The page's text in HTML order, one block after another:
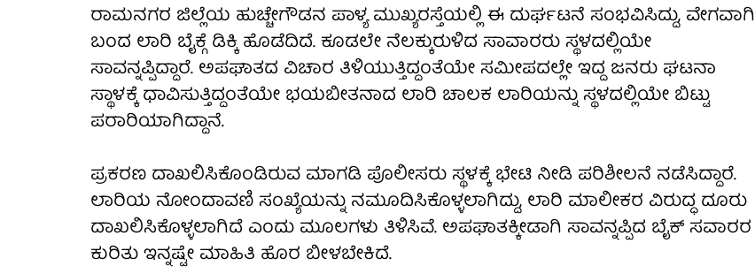
ರಾಮನಗರ ಜಿಲ್ಲೆಯ ಹುಚ್ಚೇಗೌಡನ ಪಾಳ್ಯ ಮುಖ್ಯರಸ್ತೆಯಲ್ಲಿ ಈ ದುರ್ಘಟನೆ ಸಂಭವಿಸಿದ್ದು, ವೇಗವಾಗಿ
ಬಂದ ಲಾರಿ ಬೈಕ್ಗೆ ಡಿಕ್ಕಿ ಹೊಡೆದಿದೆ. ಕೂಡಲೇ ನೆಲಕ್ಕುರುಳಿದ ಸಾವಾರರು ಸ್ಥಳದಲ್ಲಿಯೇ
ಸಾವನ್ನಪ್ಪಿದ್ದಾರೆ. ಅಪಘಾತದ ವಿಚಾರ ತಿಳಿಯುತ್ತಿದ್ದಂತೆಯೇ ಸಮೀಪದಲ್ಲೇ ಇದ್ದ ಜನರು ಘಟನಾ
ಸ್ಥಾಳಕ್ಕೆ ಧಾವಿಸುತ್ತಿದ್ದಂತೆಯೇ ಭಯಬೀತನಾದ ಲಾರಿ ಚಾಲಕ ಲಾರಿಯನ್ನು ಸ್ಥಳದಲ್ಲಿಯೇ ಬಿಟ್ಟು
ಪರಾರಿಯಾಗಿದ್ದಾನೆ.
ಪ್ರಕರಣ ದಾಖಲಿಸಿಕೊಂಡಿರುವ ಮಾಗಡಿ ಪೊಲೀಸರು ಸ್ಥಳಕ್ಕೆ ಭೇಟಿ ನೀಡಿ ಪರಿಶೀಲನೆ ನಡೆಸಿದ್ದಾರೆ.
ಲಾರಿಯ ನೋಂದಾವಣಿ ಸಂಖ್ಯೆಯನ್ನು ನಮೂದಿಸಿಕೊಳ್ಳಲಾಗಿದ್ದು, ಲಾರಿ ಮಾಲೀಕರ ವಿರುದ್ಧ ದೂರು
ದಾಖಲಿಸಿಕೊಳ್ಳಲಾಗಿದೆ ಎಂದು ಮೂಲಗಳು ತಿಳಿಸಿವೆ. ಅಪಘಾತಕ್ಕೀಡಾಗಿ ಸಾವನ್ನಪ್ಪಿದ ಬೈಕ್ ಸವಾರರ
ಕುರಿತು ಇನ್ನಷ್ಟೇ ಮಾಹಿತಿ ಹೊರ ಬೀಳಬೇಕಿದೆ.